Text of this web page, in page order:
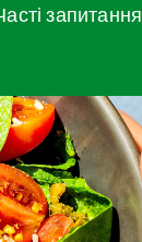
Часті запитання